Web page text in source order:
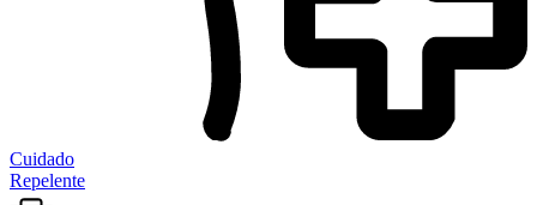
Cuidado
Repelente